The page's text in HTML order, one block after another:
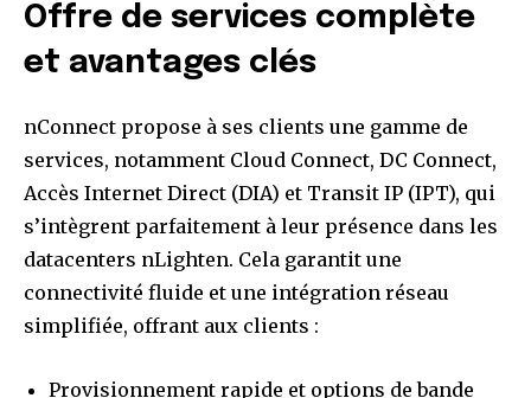
Offre de services complète
et avantages clés
nConnect propose à ses clients une gamme de
services, notamment Cloud Connect, DC Connect,
Accès Internet Direct (DIA) et Transit IP (IPT), qui
s’intègrent parfaitement à leur présence dans les
datacenters nLighten. Cela garantit une
connectivité fluide et une intégration réseau
simplifiée, offrant aux clients :
Provisionnement rapide et options de bande